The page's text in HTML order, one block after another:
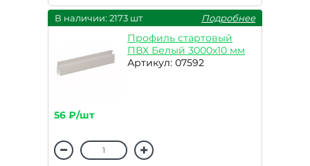
В наличии: 2173 шт Подробнее
Профиль стартовый
ПВХ Белый 3000х10 мм
Артикул: 07592
56 ₽/шт